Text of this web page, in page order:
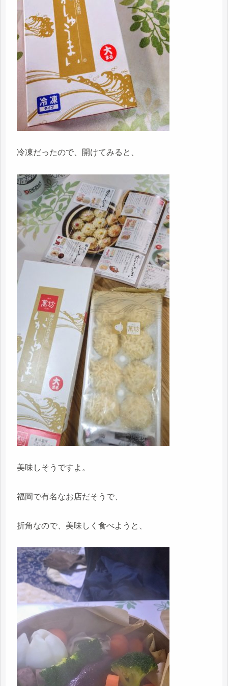
冷凍だったので、開けてみると、
美味しそうですよ。
福岡で有名なお店だそうで、
折角なので、美味しく食べようと、